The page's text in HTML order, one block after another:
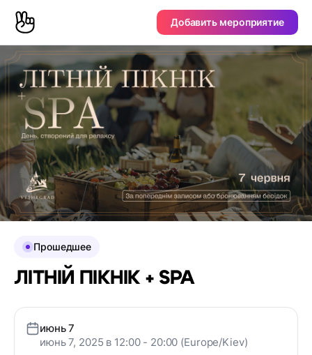
Добавить мероприятие
Прошедшее
ЛІТНІЙ ПІКНІК + SPA
июнь 7
июнь 7, 2025 в 12:00 - 20:00 (Europe/Kiev)